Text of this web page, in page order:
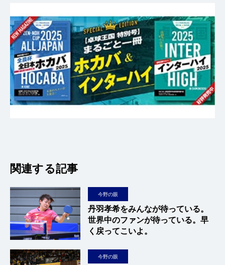
関連する記事
今野の眼
丹羽孝希をみんなが待っている。
世界中のファンが待っている。早
く戻ってこいよ。
今野の眼